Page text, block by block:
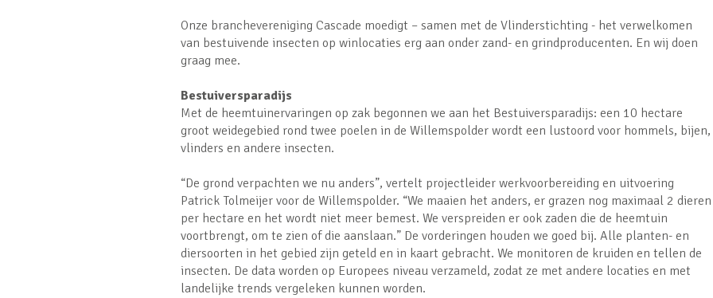
Onze branchevereniging Cascade moedigt – samen met de Vlinderstichting - het verwelkomen
van bestuivende insecten op winlocaties erg aan onder zand- en grindproducenten. En wij doen
graag mee.
Bestuiversparadijs
Met de heemtuinervaringen op zak begonnen we aan het Bestuiversparadijs: een 10 hectare
groot weidegebied rond twee poelen in de Willemspolder wordt een lustoord voor hommels, bijen,
vlinders en andere insecten.
“De grond verpachten we nu anders”, vertelt projectleider werkvoorbereiding en uitvoering
Patrick Tolmeijer voor de Willemspolder. “We maaien het anders, er grazen nog maximaal 2 dieren
per hectare en het wordt niet meer bemest. We verspreiden er ook zaden die de heemtuin
voortbrengt, om te zien of die aanslaan.” De vorderingen houden we goed bij. Alle planten- en
diersoorten in het gebied zijn geteld en in kaart gebracht. We monitoren de kruiden en tellen de
insecten. De data worden op Europees niveau verzameld, zodat ze met andere locaties en met
landelijke trends vergeleken kunnen worden.